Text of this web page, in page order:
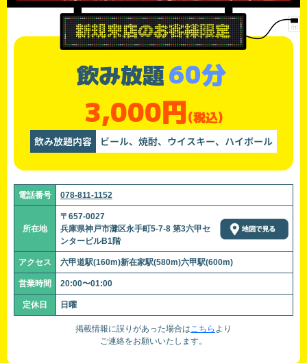
飲み放題60分
3,000円(税込)
飲み放題内容 ビール、焼酎、ウイスキー、ハイボール
電話番号 078-811-1152
所在地
〒657-0027
兵庫県神戸市灘区永手町5-7-8 第3六甲セ
ンタービルB1階
アクセス 六甲道駅(160m)新在家駅(580m)六甲駅(600m)
営業時間 20:00〜01:00
定休日 日曜
掲載情報に誤りがあった場合はこちら より
ご連絡をお願いいたします。